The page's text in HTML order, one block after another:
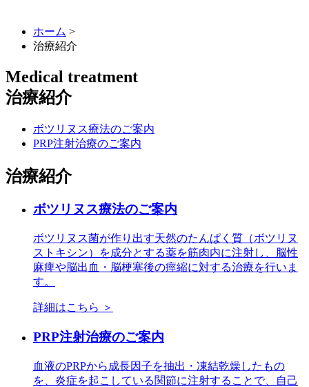
ホーム >
治療紹介
Medical treatment
治療紹介
ボツリヌス療法のご案内
PRP注射治療のご案内
治療紹介
ボツリヌス療法のご案内
ボツリヌス菌が作り出す天然のたんぱく質（ボツリヌ
ストキシン）を成分とする薬を筋肉内に注射し、脳性
麻痺や脳出血・脳梗塞後の痙縮に対する治療を行いま
す。
詳細はこちら ＞
PRP注射治療のご案内
血液のPRPから成長因子を抽出・凍結乾燥したもの
を、炎症を起こしている関節に注射することで、自己